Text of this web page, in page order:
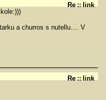
Re :: link
a churros s nutellu.... V
Re :: link